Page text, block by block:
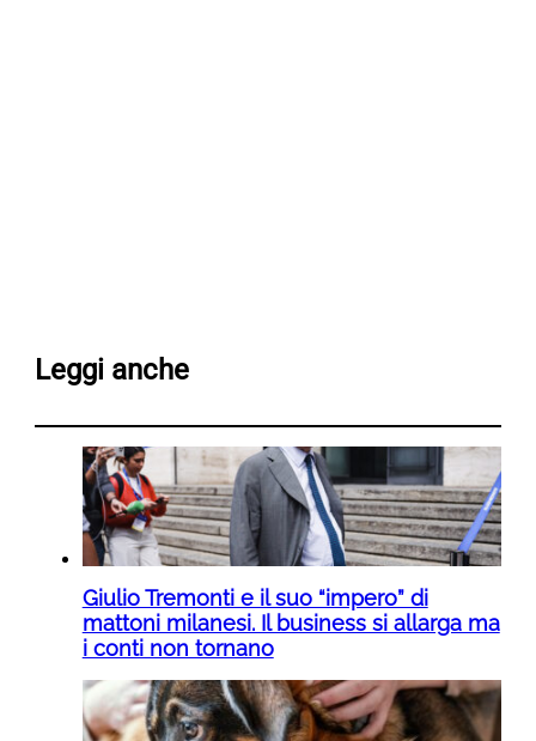
Leggi anche
Giulio Tremonti e il suo “impero” di
mattoni milanesi. Il business si allarga ma
i conti non tornano